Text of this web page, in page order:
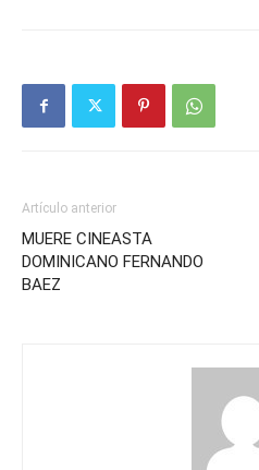
Artículo anterior
MUERE CINEASTA
DOMINICANO FERNANDO
BAEZ